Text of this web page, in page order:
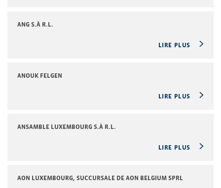
ANG S.À R.L.
LIRE PLUS
ANOUK FELGEN
LIRE PLUS
ANSAMBLE LUXEMBOURG S.À R.L.
LIRE PLUS
AON LUXEMBOURG, SUCCURSALE DE AON BELGIUM SPRL